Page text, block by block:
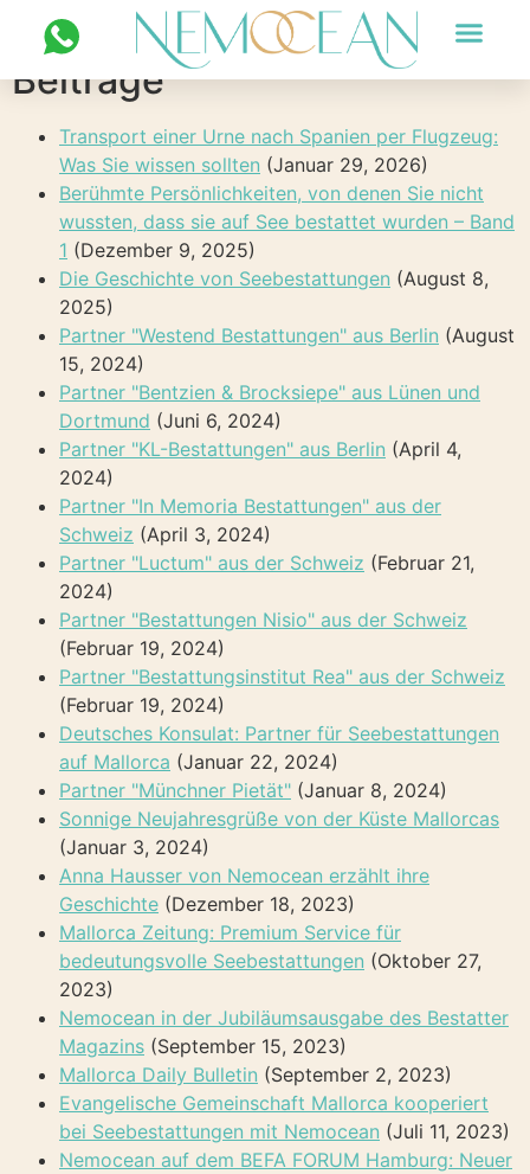
Beiträge
Transport einer Urne nach Spanien per Flugzeug:
Was Sie wissen sollten (Januar 29, 2026)
Berühmte Persönlichkeiten, von denen Sie nicht
wussten, dass sie auf See bestattet wurden – Band
1 (Dezember 9, 2025)
Die Geschichte von Seebestattungen (August 8,
2025)
Partner "Westend Bestattungen" aus Berlin (August
15, 2024)
Partner "Bentzien & Brocksiepe" aus Lünen und
Dortmund (Juni 6, 2024)
Partner "KL-Bestattungen" aus Berlin (April 4,
2024)
Partner "In Memoria Bestattungen" aus der
Schweiz (April 3, 2024)
Partner "Luctum" aus der Schweiz (Februar 21,
2024)
Partner "Bestattungen Nisio" aus der Schweiz
(Februar 19, 2024)
Partner "Bestattungsinstitut Rea" aus der Schweiz
(Februar 19, 2024)
Deutsches Konsulat: Partner für Seebestattungen
auf Mallorca (Januar 22, 2024)
Partner "Münchner Pietät" (Januar 8, 2024)
Sonnige Neujahresgrüße von der Küste Mallorcas
(Januar 3, 2024)
Anna Hausser von Nemocean erzählt ihre
Geschichte (Dezember 18, 2023)
Mallorca Zeitung: Premium Service für
bedeutungsvolle Seebestattungen (Oktober 27,
2023)
Nemocean in der Jubiläumsausgabe des Bestatter
Magazins (September 15, 2023)
Mallorca Daily Bulletin (September 2, 2023)
Evangelische Gemeinschaft Mallorca kooperiert
bei Seebestattungen mit Nemocean (Juli 11, 2023)
Nemocean auf dem BEFA FORUM Hamburg: Neuer